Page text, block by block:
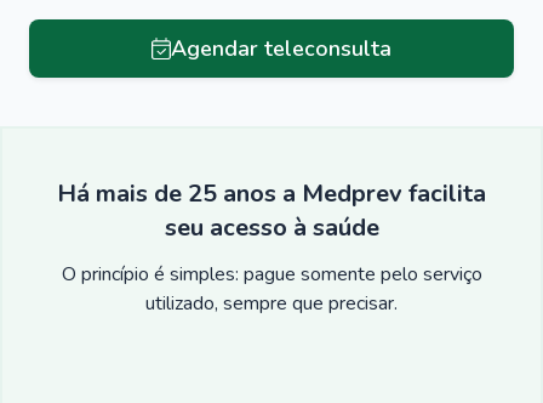
Agendar teleconsulta
Há mais de 25 anos a Medprev facilita
seu acesso à saúde
O princípio é simples: pague somente pelo serviço
utilizado, sempre que precisar.